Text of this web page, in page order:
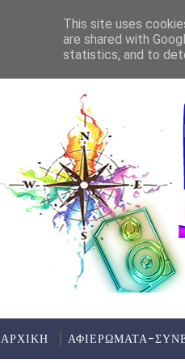
About Contact
ΤΕΛΕΥΤΑΊΑ ΝΈΑ:
ΜΕΛΩΔΙΕΣ ΧΩΡΙΣ
ΑΡΧΙΚΗ ΑΦΙΕΡΩΜΑΤΑ-
This site uses
are shared with
statistics, and to